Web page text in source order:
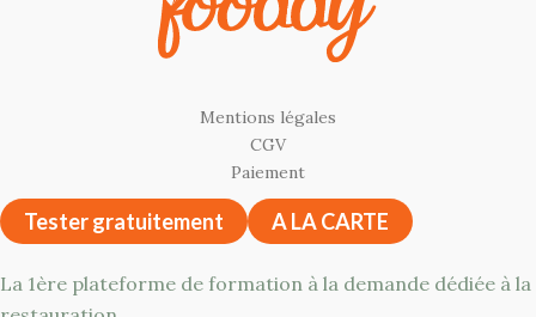
Mentions légales
CGV
Paiement
Tester gratuitement A LA CARTE
La 1ère plateforme de formation à la demande dédiée à la